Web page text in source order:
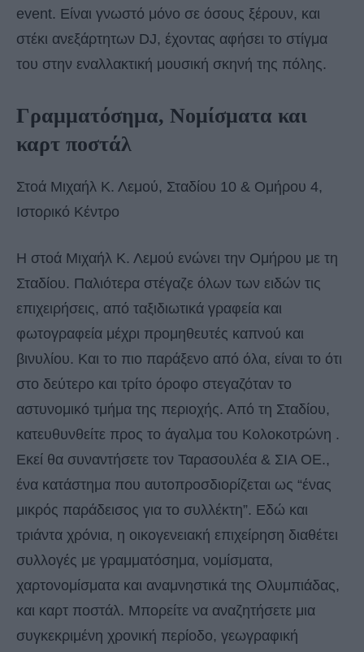
event. Είναι γνωστό μόνο σε όσους ξέρουν, και
στέκι ανεξάρτητων DJ, έχοντας αφήσει το στίγμα
του στην εναλλακτική μουσική σκηνή της πόλης.
Γραμματόσημα, Νομίσματα και
καρτ ποστάλ
Στοά Μιχαήλ Κ. Λεμού, Σταδίου 10 & Ομήρου 4,
Ιστορικό Κέντρο
Η στοά Μιχαήλ Κ. Λεμού ενώνει την Ομήρου με τη
Σταδίου. Παλιότερα στέγαζε όλων των ειδών τις
επιχειρήσεις, από ταξιδιωτικά γραφεία και
φωτογραφεία μέχρι προμηθευτές καπνού και
βινυλίου. Και το πιο παράξενο από όλα, είναι το ότι
στο δεύτερο και τρίτο όροφο στεγαζόταν το
αστυνομικό τμήμα της περιοχής. Από τη Σταδίου,
κατευθυνθείτε προς το άγαλμα του Κολοκοτρώνη .
Εκεί θα συναντήσετε τον Ταρασουλέα & ΣΙΑ ΟΕ.,
ένα κατάστημα που αυτοπροσδιορίζεται ως “ένας
μικρός παράδεισος για το συλλέκτη”. Εδώ και
τριάντα χρόνια, η οικογενειακή επιχείρηση διαθέτει
συλλογές με γραμματόσημα, νομίσματα,
χαρτονομίσματα και αναμνηστικά της Ολυμπιάδας,
και καρτ ποστάλ. Μπορείτε να αναζητήσετε μια
συγκεκριμένη χρονική περίοδο, γεωγραφική